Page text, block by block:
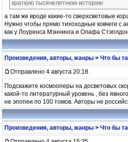
краткую тысячелетнюю историю
а там же вроде какие-то сверхсветовые
Нужно чтобы прямо тихоходные ковчеги с
как у Лоуренса Мэннинга и Олафа
Произведения, авторы, жанры > Что бы
Отправлено 4 августа 20:18
Подскажите космооперы на досветовых
какой-то литературный уровень , без
не эпопеи по 100 томов. Авторы не
Произведения, авторы, жанры > Что бы